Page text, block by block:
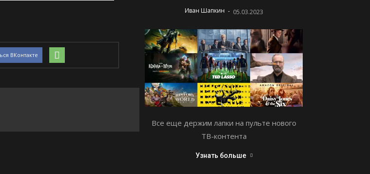
ВКонтакте
Иван Шапкин - 05.03.2023
Все еще держим лапки на пульте нового
ТВ-контента
Узнать больше